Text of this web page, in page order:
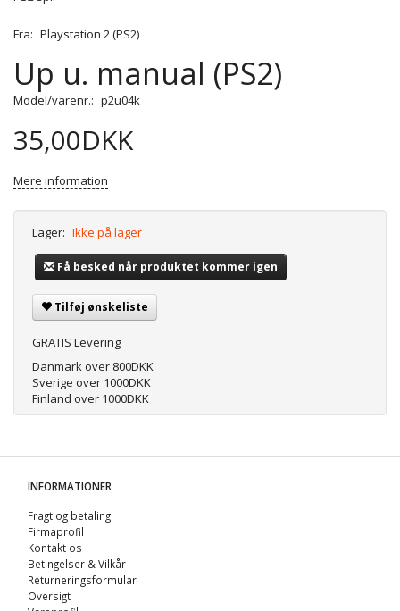
Fra: Playstation 2 (PS2)
Up u. manual (PS2)
Model/varenr.: p2u04k
35,00DKK
Mere information
Lager: Ikke på lager
Få besked når produktet kommer igen
Tilføj ønskeliste
GRATIS Levering
Danmark over 800DKK
Sverige over 1000DKK
Finland over 1000DKK
INFORMATIONER
Fragt og betaling
Firmaprofil
Kontakt os
Betingelser & Vilkår
Returneringsformular
Oversigt